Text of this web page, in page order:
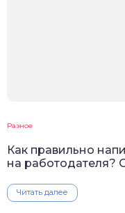
Разное
Как правильно
на работодателя?
Читать далее